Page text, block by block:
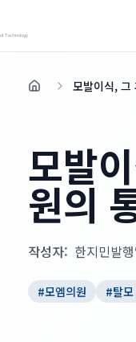
홈 모발이식, 그
모발
원의
작성자: 한지민발
#모엠의원 #탈